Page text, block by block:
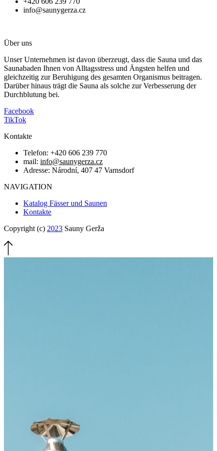
info@saunygerza.cz
Über uns
Unser Unternehmen ist davon überzeugt, dass die Sauna und das
Saunabaden Ihnen von Alltagsstress und Ängsten helfen und
gleichzeitig zur Beruhigung des gesamten Organismus beitragen.
Darüber hinaus trägt die Sauna als solche zur Verbesserung der
Durchblutung bei.
Facebook
TikTok
Kontakte
Telefon: +420 606 239 770
mail: info@saunygerza.cz
Adresse: Národní, 407 47 Varnsdorf
NAVIGATION
Katalog Fässer und Saunen
Kontakte
Copyright (c) 2023 Sauny Gerža